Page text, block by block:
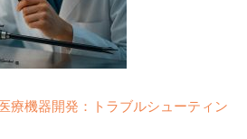
療機器開発：トラブルシューティン